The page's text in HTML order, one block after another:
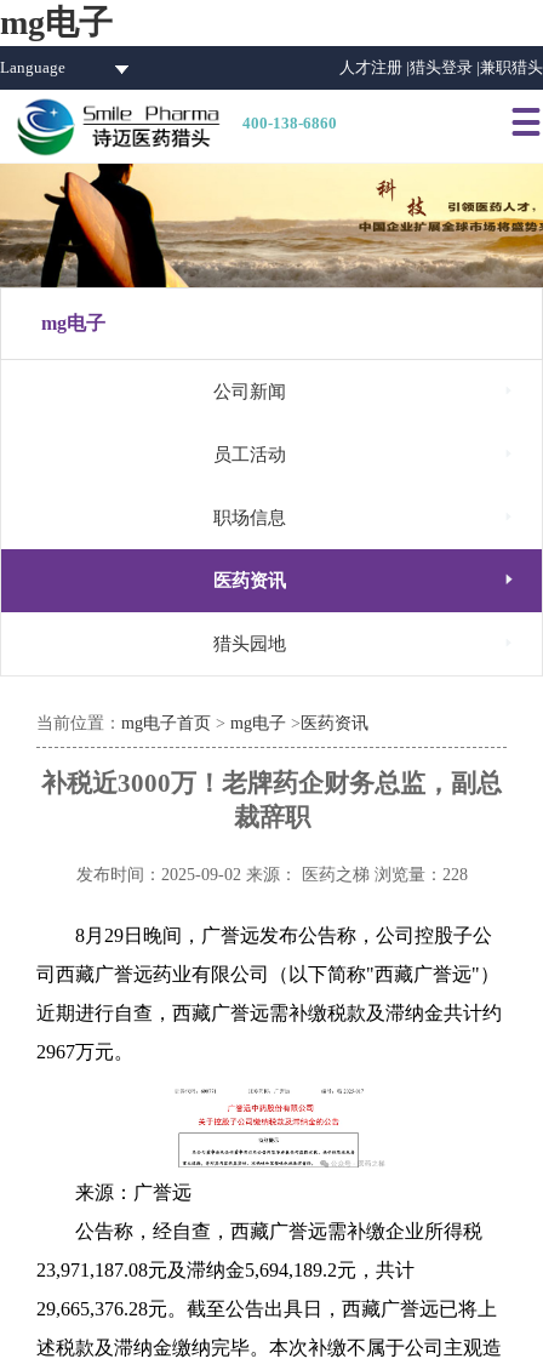
mg电子
Language 人才注册 |猎头登录 |兼职猎头
400-138-6860 
mg电子
公司新闻
员工活动
职场信息
医药资讯 
猎头园地
当前位置： mg电子首页 > mg电子 > 医药资讯
补税近3000万！老牌药企财务总监，副总
裁辞职
发布时间：2025-09-02 来源： 医药之梯 浏览量：228
8月29日晚间，广誉远发布公告称，公司控股子公
司西藏广誉远药业有限公司（以下简称"西藏广誉远"）
近期进行自查，西藏广誉远需补缴税款及滞纳金共计约
2967万元。
来源： 广誉远
公告称，经自查，西藏广誉远需补缴企业所得税
23,971,187.08元及滞纳金5,694,189.2元，共计
29,665,376.28元。截至公告出具日，西藏广誉远已将上
述税款及滞纳金缴纳完毕。本次补缴不属于公司主观造